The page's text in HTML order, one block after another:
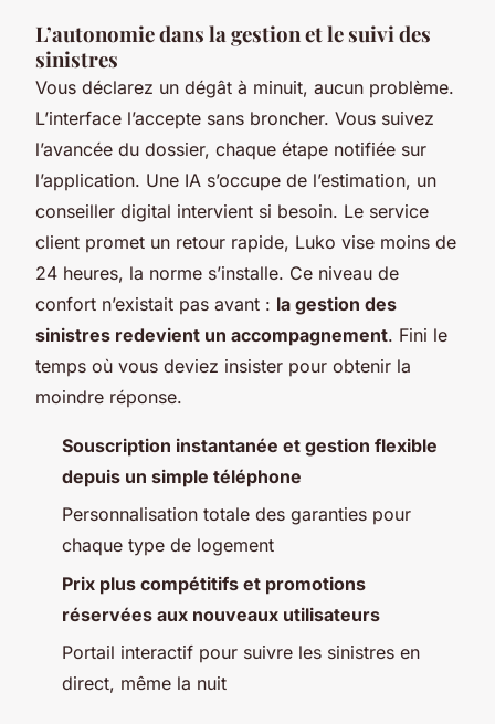
L’autonomie dans la gestion et le suivi des
sinistres
Vous déclarez un dégât à minuit, aucun problème.
L’interface l’accepte sans broncher. Vous suivez
l’avancée du dossier, chaque étape notifiée sur
l’application. Une IA s’occupe de l’estimation, un
conseiller digital intervient si besoin. Le service
client promet un retour rapide, Luko vise moins de
24 heures, la norme s’installe. Ce niveau de
confort n’existait pas avant : la gestion des
sinistres redevient un accompagnement. Fini le
temps où vous deviez insister pour obtenir la
moindre réponse.
Souscription instantanée et gestion flexible
depuis un simple téléphone
Personnalisation totale des garanties pour
chaque type de logement
Prix plus compétitifs et promotions
réservées aux nouveaux utilisateurs
Portail interactif pour suivre les sinistres en
direct, même la nuit